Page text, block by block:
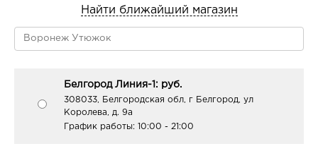
Найти ближайший магазин
Белгород Линия-1: руб.
308033, Белгородская обл, г Белгород, ул
Королева, д. 9а
График работы: 10:00 - 21:00